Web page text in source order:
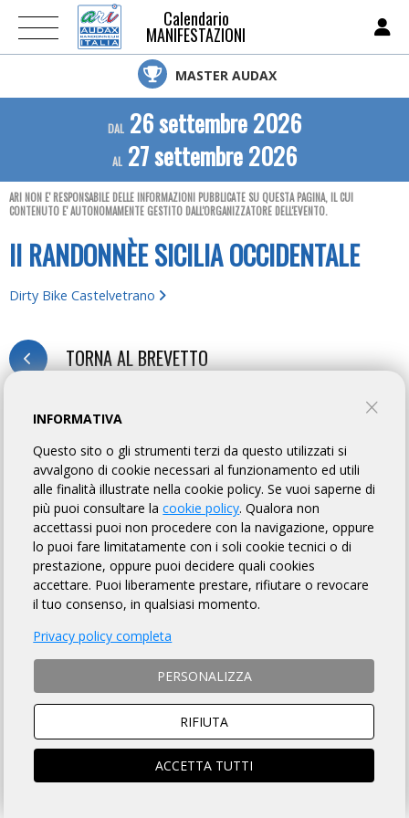
Calendario
MANIFESTAZIONI
MASTER AUDAX
DAL 26 settembre 2026
AL 27 settembre 2026
ARI NON E' RESPONSABILE DELLE INFORMAZIONI PUBBLICATE SU QUESTA PAGINA, IL CUI
CONTENUTO E' AUTONOMAMENTE GESTITO DALL'ORGANIZZATORE DELL'EVENTO.
II RANDONNÈE SICILIA OCCIDENTALE
Dirty Bike Castelvetrano
TORNA AL BREVETTO
MODULO D'ISCRIZIONE
ENGLISH VERSION
MODALITÀ DI ISCRIZIONE
MODALITÀ DI PAGAMENTO
NON si ACCETTANO ciclisti
ISTRUZIONI PER ISCRIZIONI ONLINE
SOCIO ARI
iscrizione compilata
NON SOCIO ARI
brevetto
INFORMATIVA
Questo sito o gli strumenti terzi da questo utilizzati si
avvalgono di cookie necessari al funzionamento ed utili
alle finalità illustrate nella cookie policy. Se vuoi saperne di
più puoi consultare lacookie policy. Qualora non
accettassi puoi non procedere con la navigazione, oppure
lo puoi fare limitatamente con i soli cookie tecnici o di
prestazione, oppure puoi decidere quali cookies
accettare. Puoi liberamente prestare, rifiutare o revocare
il tuo consenso, in qualsiasi momento.
Privacy policy completa
PERSONALIZZA
RIFIUTA
ACCETTA TUTTI